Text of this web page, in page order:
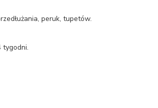
peruk, tupetów.
tygodni.